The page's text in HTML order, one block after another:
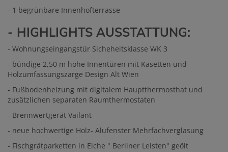
- 1 begrünbare Innenhofterrasse
- HIGHLIGHTS AUSSTATTUNG:
- Wohnungseingangstür Sicheheitsklasse WK 3
- bündige 2,50 m hohe Innentüren mit Kasetten und
Holzumfassungszarge Design Alt Wien
- Fußbodenheizung mit digitalem Hauptthermosthat und
zusätzlichen separaten Raumthermostaten
- Brennwertgerät Vailant
- neue hochwertige Holz- Alufenster Mehrfachverglasung
- Fischgrätparketten in Eiche " Berliner Leisten" geölt